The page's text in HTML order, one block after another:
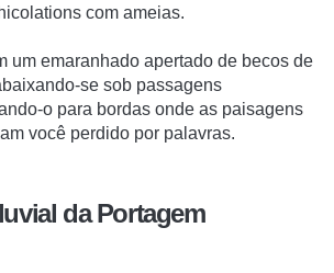
com ameias.
um emaranhado apertado de becos de
se sob passagens
o para bordas onde as paisagens
você perdido por palavras.
da Portagem